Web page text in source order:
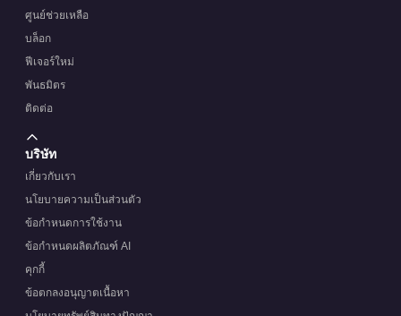
ศูนย์ช่วยเหลือ
บล็อก
ฟีเจอร์ใหม่
พันธมิตร
ติดต่อ
บริษัท
เกี่ยวกับเรา
นโยบายความเป็นส่วนตัว
ข้อกำหนดการใช้งาน
ข้อกำหนดผลิตภัณฑ์ AI
คุกกี้
ข้อตกลงอนุญาตเนื้อหา